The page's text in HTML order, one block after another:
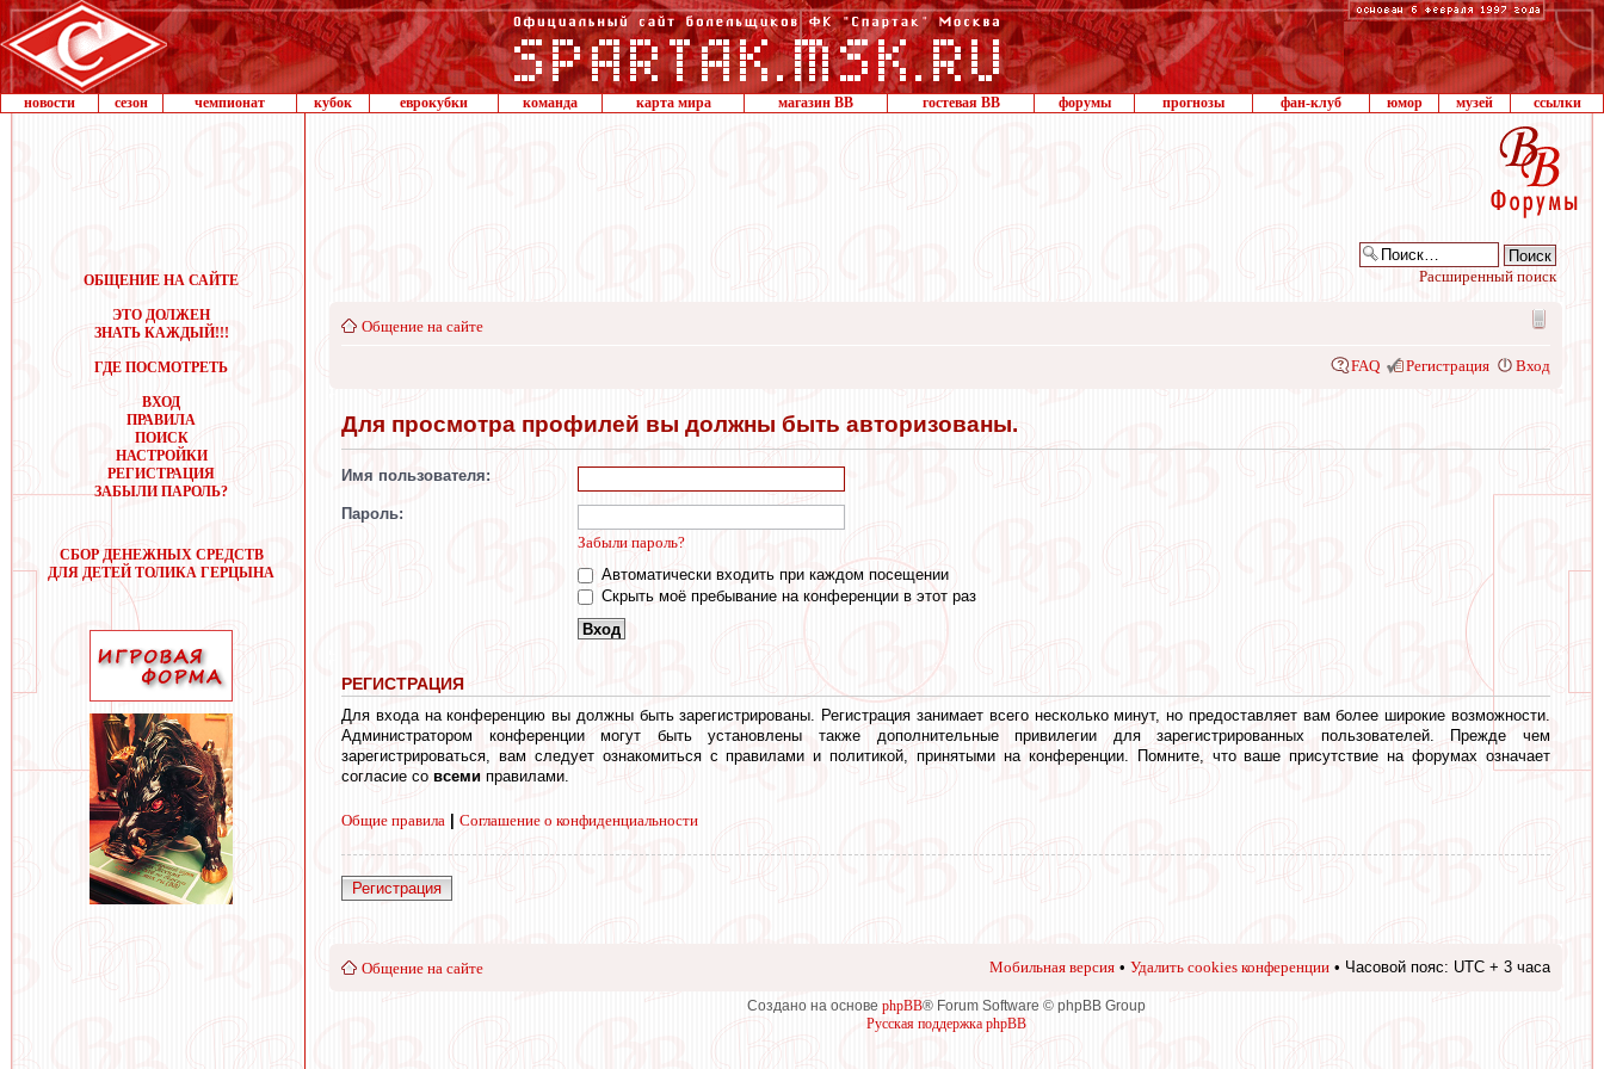
новости сезон чемпионат кубок еврокубки команда карта мира магазин ВВ гостевая ВВ форумы прогнозы фан-клуб юмор музей ссылки
ОБЩЕНИЕ НА САЙТЕ
ЭТО ДОЛЖЕН
ЗНАТЬ КАЖДЫЙ!!!
ГДЕ ПОСМОТРЕТЬ
ВХОД
ПРАВИЛА
ПОИСК
НАСТРОЙКИ
РЕГИСТРАЦИЯ
ЗАБЫЛИ ПАРОЛЬ?
СБОР ДЕНЕЖНЫХ СРЕДСТВ
ДЛЯ ДЕТЕЙ ТОЛИКА ГЕРЦЫНА
Расширенный поиск
Общение на сайте
FAQ Регистрация Вход
Для просмотра профилей вы должны быть авторизованы.
Имя пользователя:
Пароль:
Забыли пароль?
Автоматически входить при каждом посещении
Скрыть моё пребывание на конференции в этот раз
РЕГИСТРАЦИЯ
Для входа на конференцию вы должны быть зарегистрированы. Регистрация занимает всего несколько минут, но предоставляет вам более широкие возможности.
Администратором конференции могут быть установлены также дополнительные привилегии для зарегистрированных пользователей. Прежде чем
зарегистрироваться, вам следует ознакомиться с правилами и политикой, принятыми на конференции. Помните, что ваше присутствие на форумах означает
согласие со всеми правилами.
Общие правила Соглашение о конфиденциальности
Регистрация
Общение на сайте Мобильная версия • Удалить cookies конференции • Часовой пояс: UTC + 3 часа
Создано на основе phpBB® Forum Software © phpBB Group
Русская поддержка phpBB